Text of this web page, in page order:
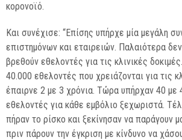
κορονοϊό.
Και συνέχισε: “Επίσης υπήρχε μία μεγάλη
επιστημόνων και εταιρειών. Παλαιότερα
βρεθούν εθελοντές για τις κλινικές
40.000 εθελοντές που χρειάζονται για τις
έπαιρνε 2 με 3 χρόνια. Τώρα υπήρχαν 40 με
εθελοντές για κάθε εμβόλιο ξεχωριστά.
πήραν το ρίσκο και ξεκίνησαν να παράγουν
πριν πάρουν την έγκριση με κίνδυνο να